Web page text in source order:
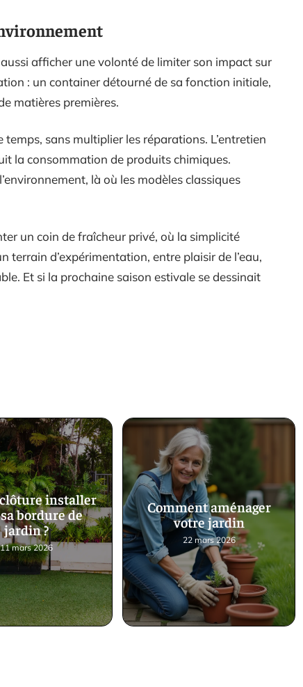
afficher une volonté de limiter son impact sur
: un container détourné de sa fonction initiale,
matières premières.
sans multiplier les réparations. L’entretien
la consommation de produits chimiques.
là où les modèles classiques
un coin de fraîcheur privé, où la simplicité
terrain d’expérimentation, entre plaisir de l’eau,
Et si la prochaine saison estivale se dessinait
installer
bordure de
jardin ?
11 mars 2026
Comment aménager
votre jardin
22 mars 2026